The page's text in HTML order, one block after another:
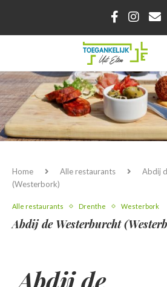
Home Alle restaurants
Abdij
(Westerbork)
Alle restaurants Drenthe Westerbork
Abdij de Westerburcht
Abdij de